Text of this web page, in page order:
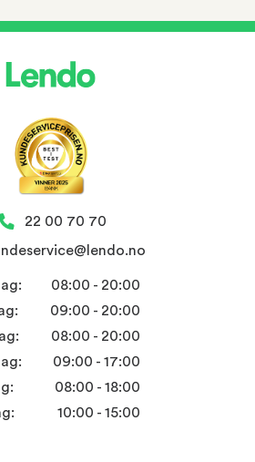
22 00 70 70
08:00 - 20:00
09:00 - 20:00
08:00 - 20:00
09:00 - 17:00
08:00 - 18:00
10:00 - 15:00